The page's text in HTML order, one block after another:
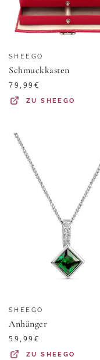
SHEEGO
Schmuckkasten
79,99€
ZUSHEEGO
SHEEGO
Anhänger
59,99€
ZUSHEEGO